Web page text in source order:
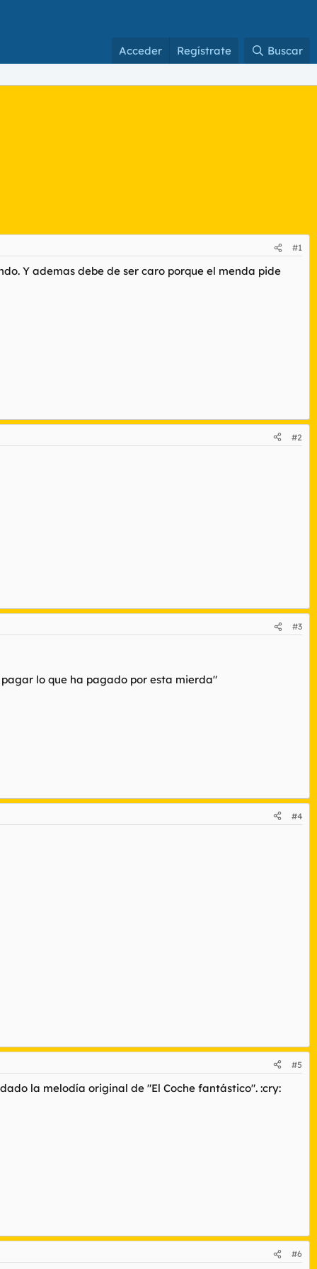
Acceder Regístrate Buscar
#1
Y ademas debe de ser caro porque el menda pide
#2
#3
lo que ha pagado por esta mierda"
#4
#5
la melodía original de "El Coche fantástico". :cry:
#6